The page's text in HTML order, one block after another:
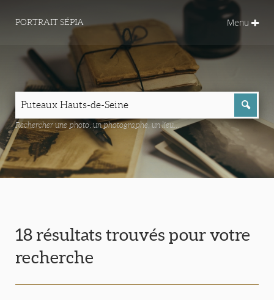
PORTRAIT SÉPIA Menu
Rechercher une photo, un photographe, un lieu...
18 résultats trouvés pour votre
recherche